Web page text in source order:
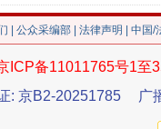
谢
公众采编部 法律声明 | 中国
ICP备11011765号1至
: 京B2-20251785
广